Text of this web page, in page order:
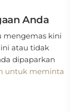
Anda
mengemas kini
atau tidak
dipaparkan
untuk meminta